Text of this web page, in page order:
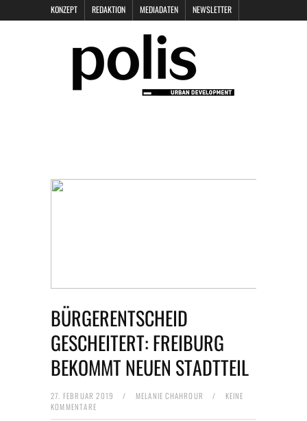
KONZEPT REDAKTION MEDIADATEN NEWSLETTER
DATENSCHUTZ
BÜRGERENTSCHEID
GESCHEITERT: FREIBURG
BEKOMMT NEUEN STADTTEIL
27. FEBRUAR 2019 / MELANIE CHAHROUR /
KEINE
KOMMENTARE